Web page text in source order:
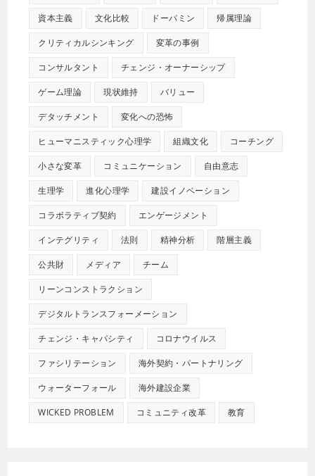
資本主義 文化比較 ドーパミン 帰属理論
クリティカルシンキング 変革の事例
コンサルタント チェンジ・オーナーシップ
ゲーム理論 現状維持 バリュー
デタッチメント 変化への恐怖
ヒューマニスティック心理学 組織文化 コーチング
小さな変革 コミュニケーション 自由意志
生理学 進化心理学 建設イノベーション
コラボラティブ契約 エンゲージメント
インテグリティ 法則 精神分析 階層主義
公共財 メディア チーム
リーンコンストラクション
デジタルトランスフォーメーション
チェンジ・キャパシティ コロナウイルス
ファシリテーション 海外契約・パートナリング
ウォーターフォール 海外建設企業
WICKED PROBLEM コミュニティ改革 教育